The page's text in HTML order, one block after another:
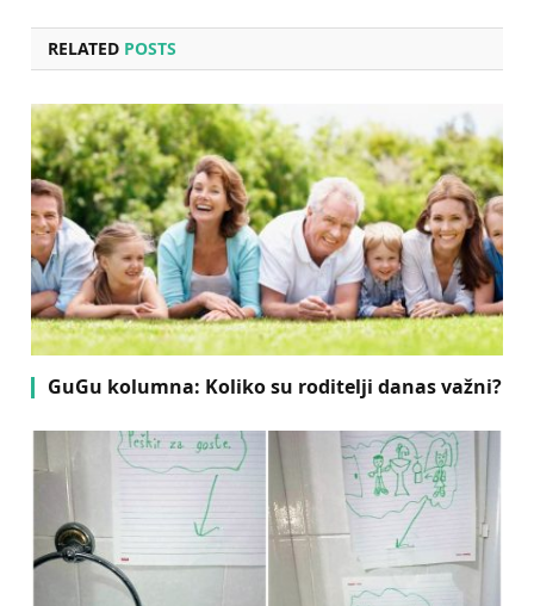
RELATED POSTS
GuGu kolumna: Koliko su roditelji danas važni?